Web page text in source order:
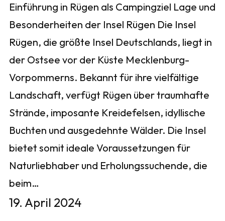
Einführung in Rügen als Campingziel Lage und
Besonderheiten der Insel Rügen Die Insel
Rügen, die größte Insel Deutschlands, liegt in
der Ostsee vor der Küste Mecklenburg-
Vorpommerns. Bekannt für ihre vielfältige
Landschaft, verfügt Rügen über traumhafte
Strände, imposante Kreidefelsen, idyllische
Buchten und ausgedehnte Wälder. Die Insel
bietet somit ideale Voraussetzungen für
Naturliebhaber und Erholungssuchende, die
beim…
19. April 2024